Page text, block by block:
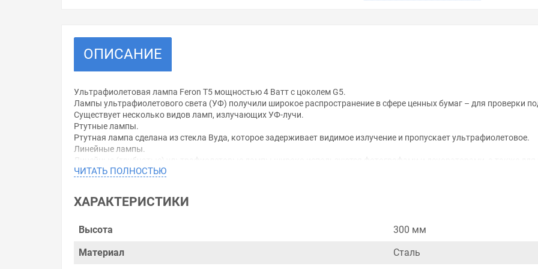
ОПИСАНИЕ
Ультрафиолетовая лампа Feron T5 мощностью 4 Ватт с цоколем G5.
Лампы ультрафиолетового света (УФ) получили широкое распространение в сфере ценных бумаг – для проверки
Существует несколько видов ламп, излучающих УФ-лучи.
Ртутные лампы.
Ртутная лампа сделана из стекла Вуда, которое задерживает видимое излучение и пропускает ультрафиолетовое.
Линейные лампы.
Линейные (трубчатые) ультрафиолетовые лампы широко используются фотографами и декораторами, а также
Компактные лампы.
пространство, удобно использовать компактные УФ-лампы с двойной колбой с цоколем G23 длиной 165 мм (9Вт).
необходимо уточнить у менеджеров, которые с удовольствием помогут Вам в выборе оборудования и оформлении
ЧИТАТЬ ПОЛНОСТЬЮ
ХАРАКТЕРИСТИКИ
Высота
300 мм
Материал
Сталь